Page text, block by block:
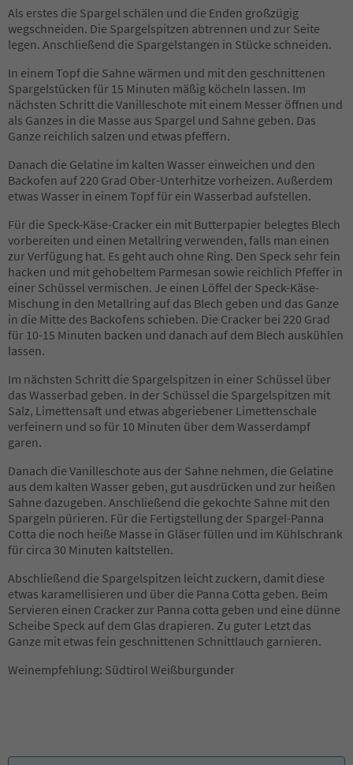
Als erstes die Spargel schälen und die Enden großzügig
wegschneiden. Die Spargelspitzen abtrennen und zur Seite
legen. Anschließend die Spargelstangen in Stücke schneiden.
In einem Topf die Sahne wärmen und mit den geschnittenen
Spargelstücken für 15 Minuten mäßig köcheln lassen. Im
nächsten Schritt die Vanilleschote mit einem Messer öffnen und
als Ganzes in die Masse aus Spargel und Sahne geben. Das
Ganze reichlich salzen und etwas pfeffern.
Danach die Gelatine im kalten Wasser einweichen und den
Backofen auf 220 Grad Ober-Unterhitze vorheizen. Außerdem
etwas Wasser in einem Topf für ein Wasserbad aufstellen.
Für die Speck-Käse-Cracker ein mit Butterpapier belegtes Blech
vorbereiten und einen Metallring verwenden, falls man einen
zur Verfügung hat. Es geht auch ohne Ring. Den Speck sehr fein
hacken und mit gehobeltem Parmesan sowie reichlich Pfeffer in
einer Schüssel vermischen. Je einen Löffel der Speck-Käse-
Mischung in den Metallring auf das Blech geben und das Ganze
in die Mitte des Backofens schieben. Die Cracker bei 220 Grad
für 10-15 Minuten backen und danach auf dem Blech auskühlen
lassen.
Im nächsten Schritt die Spargelspitzen in einer Schüssel über
das Wasserbad geben. In der Schüssel die Spargelspitzen mit
Salz, Limettensaft und etwas abgeriebener Limettenschale
verfeinern und so für 10 Minuten über dem Wasserdampf
garen.
Danach die Vanilleschote aus der Sahne nehmen, die Gelatine
aus dem kalten Wasser geben, gut ausdrücken und zur heißen
Sahne dazugeben. Anschließend die gekochte Sahne mit den
Spargeln pürieren. Für die Fertigstellung der Spargel-Panna
Cotta die noch heiße Masse in Gläser füllen und im Kühlschrank
für circa 30 Minuten kaltstellen.
Abschließend die Spargelspitzen leicht zuckern, damit diese
etwas karamellisieren und über die Panna Cotta geben. Beim
Servieren einen Cracker zur Panna cotta geben und eine dünne
Scheibe Speck auf dem Glas drapieren. Zu guter Letzt das
Ganze mit etwas fein geschnittenen Schnittlauch garnieren.
Weinempfehlung: Südtirol Weißburgunder